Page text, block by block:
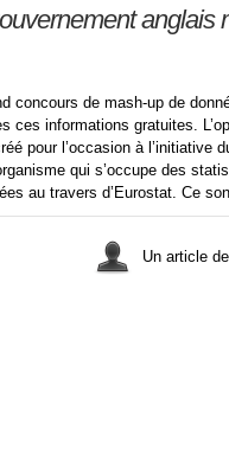
anglais
concours de mash-up de
ces informations gratuites.
pour l’occasion à l’initiative
qui s’occupe des
au travers d’Eurostat. Ce
Un article